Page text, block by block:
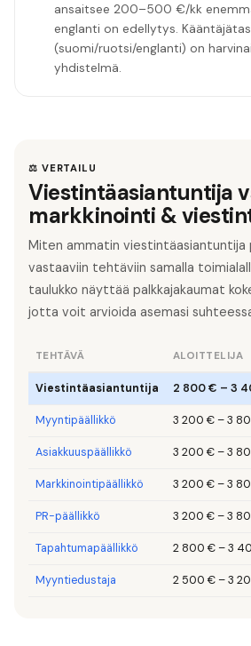
ansaitsee 200–500 €/kk
englanti on edellytys.
(suomi/ruotsi/englanti) on
yhdistelmä.
⚖️ VERTAILU
Viestintäasiantuntija
markkinointi &
Miten ammatin viestintäasiantuntija
vastaaviin tehtäviin samalla
taulukko näyttää palkkajakaumat
jotta voit arvioida asemasi
TEHTÄVÄ ALOITTELIJA
Viestintäasiantuntija 2 800 € – 3
Myyntipäällikkö 3 200 €–3
Asiakkuuspäällikkö 3 200 €–3
Markkinointipäällikkö 3 200 €–3
PR-päällikkö 3 200 €–3
Tapahtumapäällikkö 2 800 €–3
Myyntiedustaja 2 500 €–3